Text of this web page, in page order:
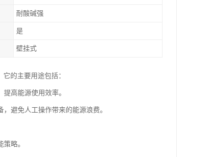
耐酸碱强
是
壁挂式
的主要用途包括：
高能源使用效率。
避免人工操作带来的能源浪费。
略。